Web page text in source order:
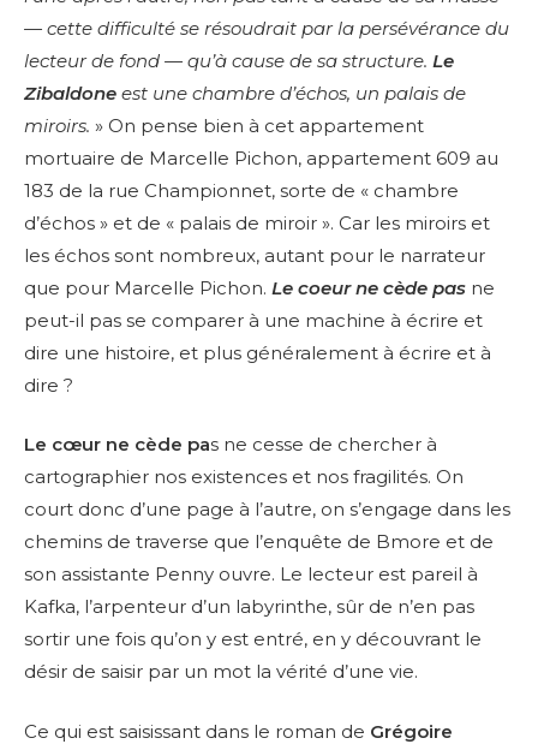
— cette difficulté se résoudrait par la persévérance du
lecteur de fond — qu’à cause de sa structure. Le
Zibaldone est une chambre d’échos, un palais de
miroirs. » On pense bien à cet appartement
mortuaire de Marcelle Pichon, appartement 609 au
183 de la rue Championnet, sorte de « chambre
d’échos » et de « palais de miroir ». Car les miroirs et
les échos sont nombreux, autant pour le narrateur
que pour Marcelle Pichon. Le coeur ne cède pas ne
peut-il pas se comparer à une machine à écrire et
dire une histoire, et plus généralement à écrire et à
dire ?
Le cœur ne cède pas ne cesse de chercher à
cartographier nos existences et nos fragilités. On
court donc d’une page à l’autre, on s’engage dans les
chemins de traverse que l’enquête de Bmore et de
son assistante Penny ouvre. Le lecteur est pareil à
Kafka, l’arpenteur d’un labyrinthe, sûr de n’en pas
sortir une fois qu’on y est entré, en y découvrant le
désir de saisir par un mot la vérité d’une vie.
Ce qui est saisissant dans le roman de Grégoire